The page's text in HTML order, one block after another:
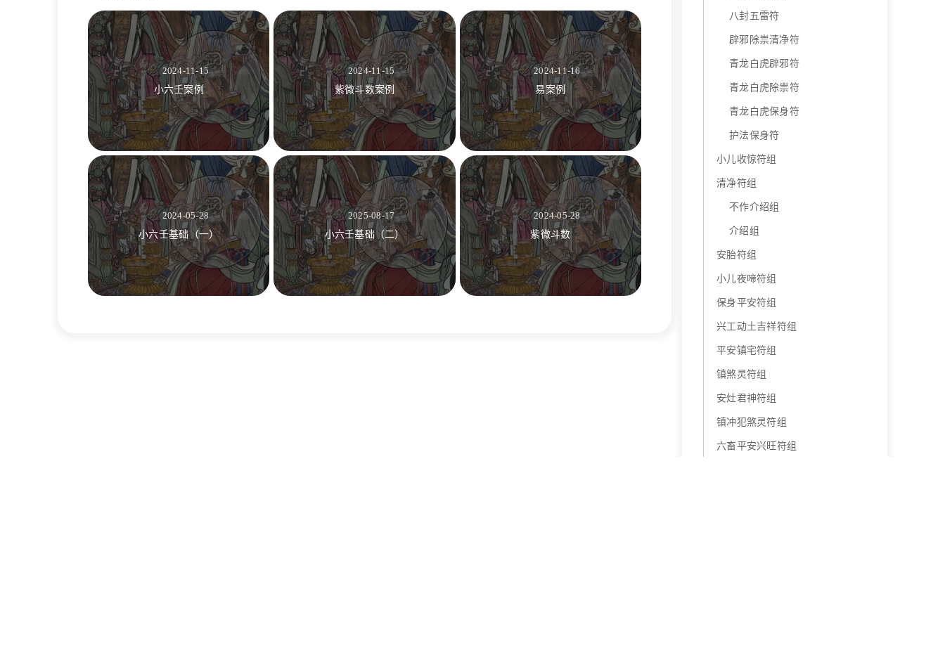
2024-11-15
小六壬案例
2024-11-15
紫微斗数案例
2024-11-16
易案例
2024-05-28
小六壬基础（一）
2025-08-17
小六壬基础（二）
2024-05-28
紫微斗数
八封五雷符
辟邪除祟清净符
青龙白虎辟邪符
青龙白虎除祟符
青龙白虎保身符
护法保身符
小儿收惊符组
清净符组
不作介绍组
介绍组
安胎符组
小儿夜啼符组
保身平安符组
兴工动土吉祥符组
平安镇宅符组
镇煞灵符组
安灶君神符组
镇冲犯煞灵符组
六畜平安兴旺符组